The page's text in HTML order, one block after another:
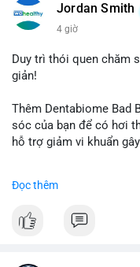
$btc $eth
#vlikevn #titanbot
Jordan Smith
4 giờ
Duy trì thói quen chăm
giản!
Thêm Dentabiome Bad
sóc của bạn để có hơi
hỗ trợ giảm vi khuẩn
lớn cho nụ cười khỏe
#dentabiome
Đọc thêm